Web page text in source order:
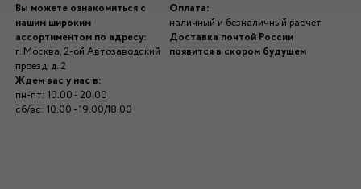
Вы можете ознакомиться с
нашим широким
ассортиментом по адресу:
г. Москва, 2-ой Автозаводский
проезд, д. 2
Ждем вас у нас в:
пн-пт: 10.00 - 20.00
сб/вс: 10.00 - 19.00/18.00
Оплата:
наличный и безналичный расчет
Доставка почтой России
появится в скором будущем